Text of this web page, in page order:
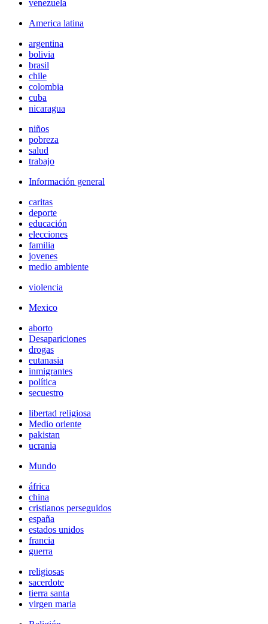
venezuela
America latina
argentina
bolivia
brasil
chile
colombia
cuba
nicaragua
niños
pobreza
salud
trabajo
Información general
caritas
deporte
educación
elecciones
familia
jovenes
medio ambiente
violencia
Mexico
aborto
Desapariciones
drogas
eutanasia
inmigrantes
política
secuestro
libertad religiosa
Medio oriente
pakistan
ucrania
Mundo
áfrica
china
cristianos perseguidos
españa
estados unidos
francia
guerra
religiosas
sacerdote
tierra santa
virgen maria